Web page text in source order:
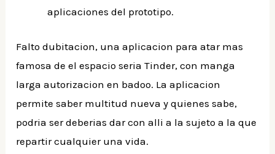
aplicaciones del prototipo.
Falto dubitacion, una aplicacion para atar mas
famosa de el espacio seria Tinder, con manga
larga autorizacion en badoo. La aplicacion
permite saber multitud nueva y quienes sabe,
podria ser deberias dar con alli a la sujeto a la que
repartir cualquier una vida.